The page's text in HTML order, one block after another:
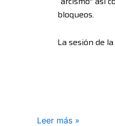
bloqueos.
La sesión de
Leer más »